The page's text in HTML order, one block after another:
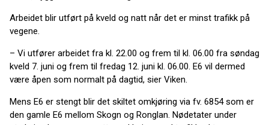
Arbeidet blir utført på kveld og natt når det er minst trafikk på
vegene.
– Vi utfører arbeidet fra kl. 22.00 og frem til kl. 06.00 fra søndag
kveld 7. juni og frem til fredag 12. juni kl. 06.00. E6 vil dermed
være åpen som normalt på dagtid, sier Viken.
Mens E6 er stengt blir det skiltet omkjøring via fv. 6854 som er
den gamle E6 mellom Skogn og Ronglan. Nødetater under